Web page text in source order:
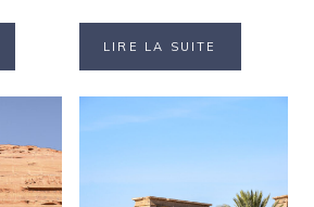
LIRE LA SUITE
REGARDS,